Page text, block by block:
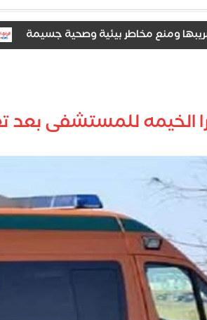
الخيمه للمستشفى بعد